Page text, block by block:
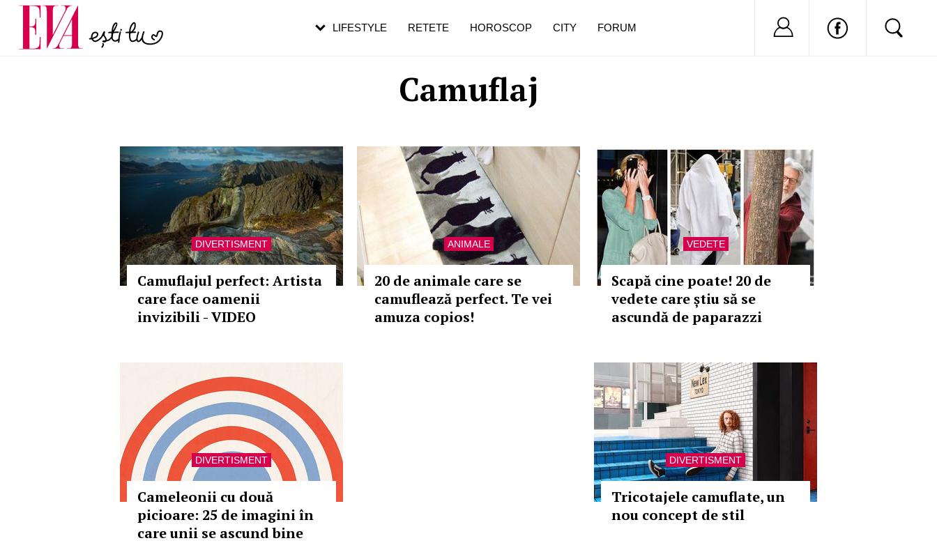
Camuflaj
DIVERTISMENT
Camuflajul perfect: Artista
care face oamenii
invizibili - VIDEO
ANIMALE
20 de animale care se
camuflează perfect. Te vei
amuza copios!
VEDETE
Scapă cine poate! 20 de
vedete care știu să se
ascundă de paparazzi
DIVERTISMENT
Cameleonii cu două
picioare: 25 de imagini în
care unii se ascund bine
DIVERTISMENT
Tricotajele camuflate, un
nou concept de stil
LIFESTYLE RETETE HOROSCOP CITY FORUM Nu ai cont?
Carieră
Actualitate
pe măsură ce înaintezi în vârstă